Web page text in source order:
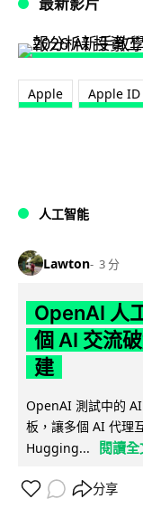
Apple Apple ID
人工智能
Lawton 3 分
OpenAI 人
個 AI 交流
建
OpenAI 測試中的
板，讓多個 AI 代理
Hugging...
閱讀全
分享